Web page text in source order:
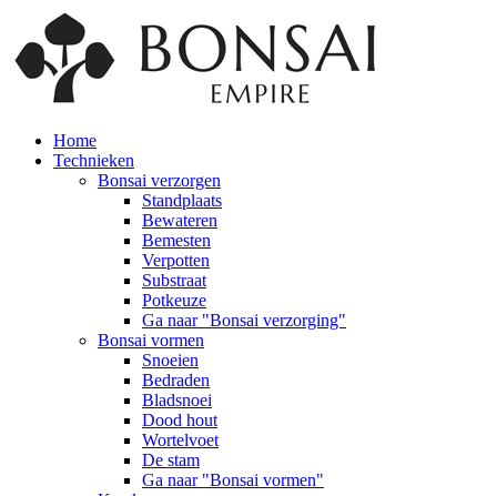
Home
Technieken
Bonsai verzorgen
Standplaats
Bewateren
Bemesten
Verpotten
Substraat
Potkeuze
Ga naar "Bonsai verzorging"
Bonsai vormen
Snoeien
Bedraden
Bladsnoei
Dood hout
Wortelvoet
De stam
Ga naar "Bonsai vormen"